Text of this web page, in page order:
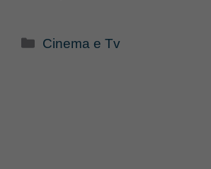
Categorie
Cinema e Tv